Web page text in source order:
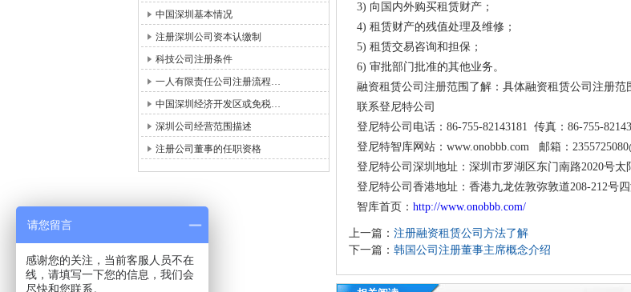
中国深圳基本情况
注册深圳公司资本认缴制
科技公司注册条件
一人有限责任公司注册流程…
中国深圳经济开发区或免税…
深圳公司经营范围描述
注册公司董事的任职资格
3) 向国内外购买租赁财产；
4) 租赁财产的残值处理及维修；
5) 租赁交易咨询和担保；
6) 审批部门批准的其他业务。
融资租赁公司注册范围了解：具体融资租赁公司注册范
联系登尼特公司
登尼特公司电话：86-755-82143181 传真：86-755-
登尼特智库网站：www.onobbb.com 邮箱：
登尼特公司深圳地址：深圳市罗湖区东门南路2020号太
登尼特公司香港地址：香港九龙佐敦弥敦道208-212号
智库首页： http://www.onobbb.com/
上一篇： 注册融资租赁公司方法了解
下一篇： 韩国公司注册董事主席概念介绍
请您留言
感谢您的关注，当前客服人员不在
线，请填写一下您的信息，我们会
尽快和您联系。